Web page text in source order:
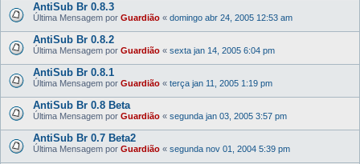
AntiSub Br 0.8.3
Última Mensagem por Guardião « domingo abr 24, 2005 12:53 am
AntiSub Br 0.8.2
Última Mensagem por Guardião « sexta jan 14, 2005 6:04 pm
AntiSub Br 0.8.1
Última Mensagem por Guardião « terça jan 11, 2005 1:19 pm
AntiSub Br 0.8 Beta
Última Mensagem por Guardião « segunda jan 03, 2005 3:57 pm
AntiSub Br 0.7 Beta2
Última Mensagem por Guardião « segunda nov 01, 2004 5:39 pm